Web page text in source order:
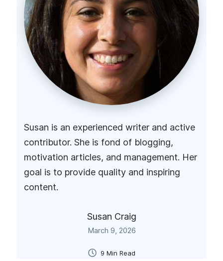
Susan is an experienced writer and active
contributor. She is fond of blogging,
motivation articles, and management. Her
goal is to provide quality and inspiring
content.
Susan Craig
March 9, 2026
9 Min Read